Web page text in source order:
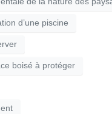
d’une piscine
boisé à protéger